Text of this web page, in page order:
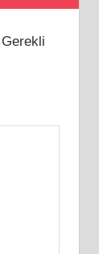
Gerekli